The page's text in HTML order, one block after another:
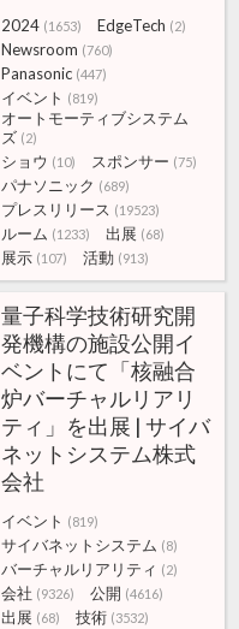
2024 (1653) EdgeTech (2)
Newsroom (760)
Panasonic (447)
イベント (819)
オートモーティブシステム
ズ (2)
ショウ (10) スポンサー (75)
パナソニック (689)
プレスリリース (19523)
ルーム (1233) 出展 (68)
展示 (107) 活動 (913)
量子科学技術研究開
発機構の施設公開イ
ベントにて「核融合
炉バーチャルリアリ
ティ」を出展 | サイバ
ネットシステム株式
会社
イベント (819)
サイバネットシステム (8)
バーチャルリアリティ (2)
会社 (9326) 公開 (4616)
出展 (68) 技術 (3532)